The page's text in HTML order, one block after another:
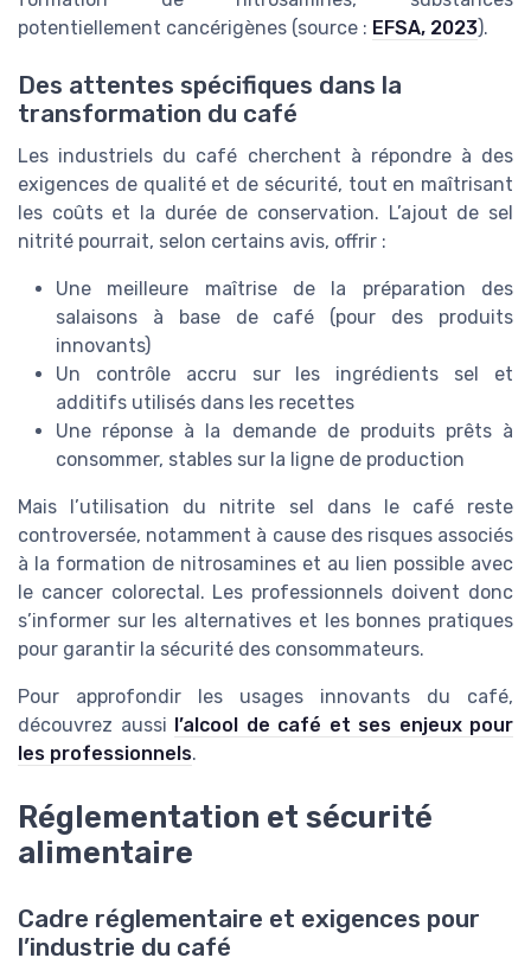
potentiellement cancérigènes (source : EFSA, 2023).
Des attentes spécifiques dans la
transformation du café
Les industriels du café cherchent à répondre à des
exigences de qualité et de sécurité, tout en maîtrisant
les coûts et la durée de conservation. L’ajout de sel
nitrité pourrait, selon certains avis, offrir :
Une meilleure maîtrise de la préparation des
salaisons à base de café (pour des produits
innovants)
Un contrôle accru sur les ingrédients sel et
additifs utilisés dans les recettes
Une réponse à la demande de produits prêts à
consommer, stables sur la ligne de production
Mais l’utilisation du nitrite sel dans le café reste
controversée, notamment à cause des risques associés
à la formation de nitrosamines et au lien possible avec
le cancer colorectal. Les professionnels doivent donc
s’informer sur les alternatives et les bonnes pratiques
pour garantir la sécurité des consommateurs.
Pour approfondir les usages innovants du café,
découvrez aussi l’alcool de café et ses enjeux pour
les professionnels.
Réglementation et sécurité
alimentaire
Cadre réglementaire et exigences pour
l’industrie du café